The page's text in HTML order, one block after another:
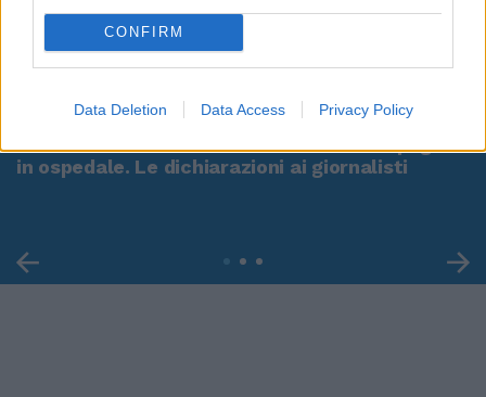
CONFIRM
Data Deletion Data Access Privacy Policy
Leonardo Maria Del Vecchio dall'ex compagna
in ospedale. Le dichiarazioni ai giornalisti